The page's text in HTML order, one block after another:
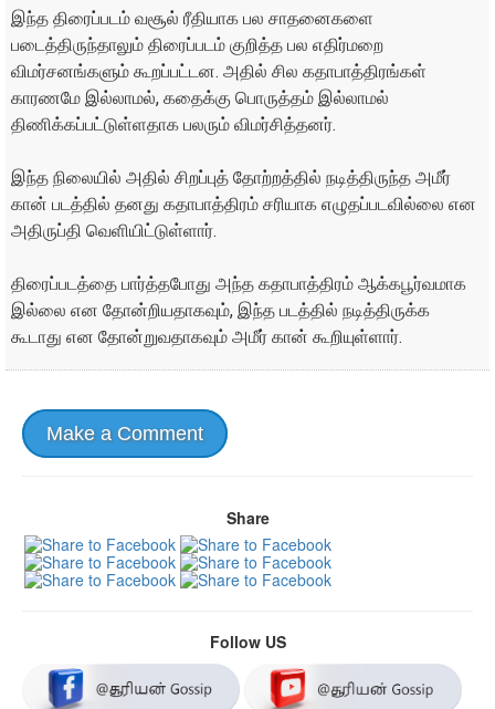
இந்த திரைப்படம் வசூல் ரீதியாக பல சாதனைகளை
படைத்திருந்தாலும் திரைப்படம் குறித்த பல எதிர்மறை
விமர்சனங்களும் கூறப்பட்டன. அதில் சில கதாபாத்திரங்கள்
காரணமே இல்லாமல், கதைக்கு பொருத்தம் இல்லாமல்
திணிக்கப்பட்டுள்ளதாக பலரும் விமர்சித்தனர்.
இந்த நிலையில் அதில் சிறப்புத் தோற்றத்தில் நடித்திருந்த அமீர்
கான் படத்தில் தனது கதாபாத்திரம் சரியாக எழுதப்படவில்லை என
அதிருப்தி வெளியிட்டுள்ளார்.
திரைப்படத்தை பார்த்தபோது அந்த கதாபாத்திரம் ஆக்கபூர்வமாக
இல்லை என தோன்றியதாகவும், இந்த படத்தில் நடித்திருக்க
கூடாது என தோன்றுவதாகவும் அமீர் கான் கூறியுள்ளார்.
Make a Comment
Share
Follow US